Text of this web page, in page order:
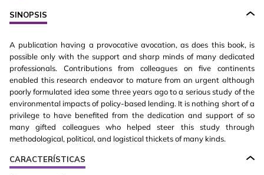
SINOPSIS
A publication having a provocative avocation, as does this book, is
possible only with the support and sharp minds of many dedicated
professionals. Contributions from colleagues on five continents
enabled this research endeavor to mature from an urgent although
poorly formulated idea some three years ago to a serious study of the
environmental impacts of policy-based lending. It is nothing short of a
privilege to have benefited from the dedication and support of so
many gifted colleagues who helped steer this study through
methodological, political, and logistical thickets of many kinds.
CARACTERÍSTICAS